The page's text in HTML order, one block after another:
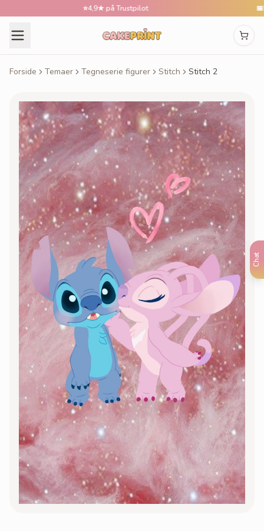
Chat
4,9★ på Trustpilot
Forside Temaer Tegneserie figurer Stitch Stitch 2